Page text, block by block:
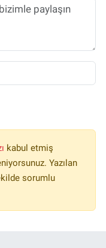
kabul etmiş
Yazılan
sorumlu